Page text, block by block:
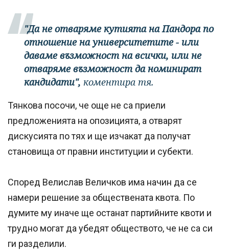
"Да не отваряме кутията на Пандора по
отношение на университетите - или
даваме възможност на всички, или не
отваряме възможност да номинират
кандидати", коментира тя.
Тянкова посочи, че още не са приели
предложенията на опозицията, а отварят
дискусията по тях и ще изчакат да получат
становища от правни институции и субекти.
Според Велислав Величков има начин да се
намери решение за обществената квота. По
думите му иначе ще останат партийните квоти и
трудно могат да убедят обществото, че не са си
ги разделили.